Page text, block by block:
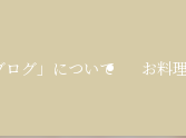
グ」について お料